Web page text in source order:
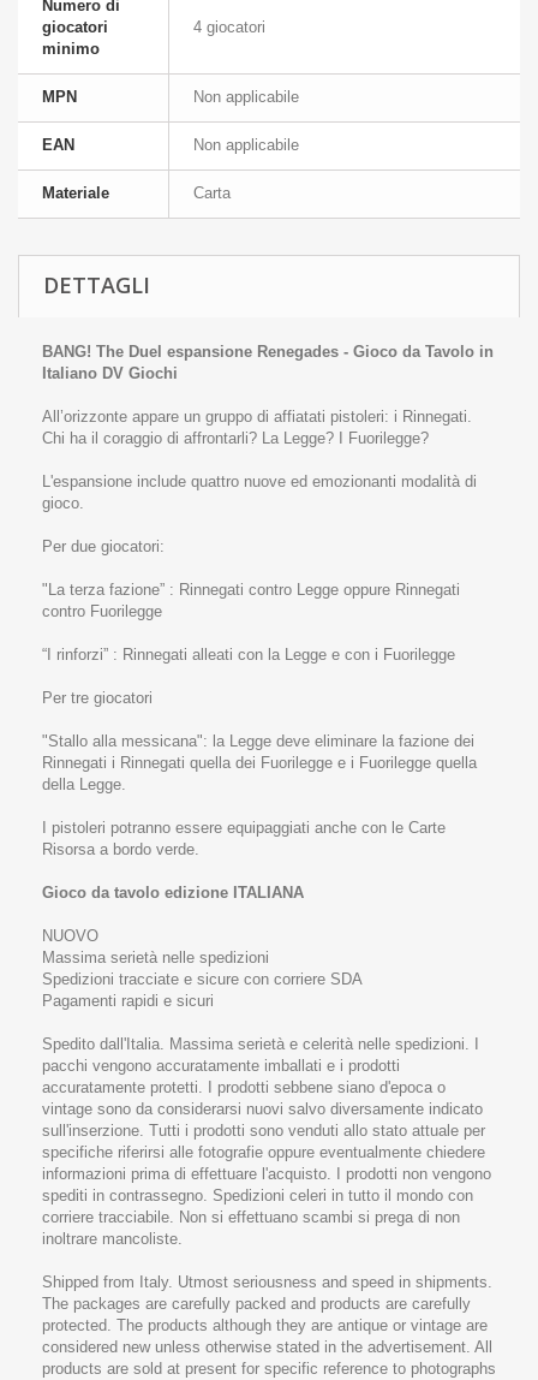
Numero di
giocatori
minimo
4 giocatori
MPN Non applicabile
EAN Non applicabile
Materiale Carta
DETTAGLI
BANG! The Duel espansione Renegades - Gioco da Tavolo in
Italiano DV Giochi
All’orizzonte appare un gruppo di affiatati pistoleri: i Rinnegati.
Chi ha il coraggio di affrontarli? La Legge? I Fuorilegge?
L'espansione include quattro nuove ed emozionanti modalità di
gioco.
Per due giocatori:
"La terza fazione” : Rinnegati contro Legge oppure Rinnegati
contro Fuorilegge
“I rinforzi” : Rinnegati alleati con la Legge e con i Fuorilegge
Per tre giocatori
"Stallo alla messicana": la Legge deve eliminare la fazione dei
Rinnegati i Rinnegati quella dei Fuorilegge e i Fuorilegge quella
della Legge.
I pistoleri potranno essere equipaggiati anche con le Carte
Risorsa a bordo verde.
Gioco da tavolo edizione ITALIANA
NUOVO
Massima serietà nelle spedizioni
Spedizioni tracciate e sicure con corriere SDA
Pagamenti rapidi e sicuri
Spedito dall'Italia. Massima serietà e celerità nelle spedizioni. I
pacchi vengono accuratamente imballati e i prodotti
accuratamente protetti. I prodotti sebbene siano d'epoca o
vintage sono da considerarsi nuovi salvo diversamente indicato
sull'inserzione. Tutti i prodotti sono venduti allo stato attuale per
specifiche riferirsi alle fotografie oppure eventualmente chiedere
informazioni prima di effettuare l'acquisto. I prodotti non vengono
spediti in contrassegno. Spedizioni celeri in tutto il mondo con
corriere tracciabile. Non si effettuano scambi si prega di non
inoltrare mancoliste.
Shipped from Italy. Utmost seriousness and speed in shipments.
The packages are carefully packed and products are carefully
protected. The products although they are antique or vintage are
considered new unless otherwise stated in the advertisement. All
products are sold at present for specific reference to photographs